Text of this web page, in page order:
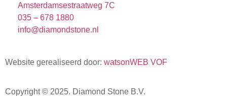
Amsterdamsestraatweg 7C
035 – 678 1880
info@diamondstone.nl
Website gerealiseerd door: watsonWEB VOF
Copyright © 2025. Diamond Stone B.V.